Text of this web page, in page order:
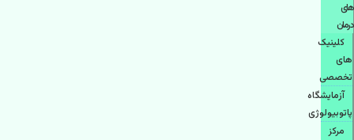
های
درمان
کلینیک
های
تخصصی
آزمایشگاه
پاتوبیولوژی
مرکز